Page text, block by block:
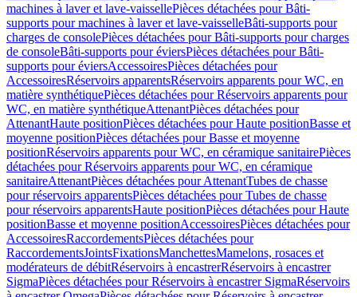
machines à laver et lave-vaissellePièces détachées pour Bâti-
supports pour machines à laver et lave-vaisselleBâti-supports pour
charges de consolePièces détachées pour Bâti-supports pour charges
de consoleBâti-supports pour éviersPièces détachées pour Bâti-
supports pour éviersAccessoiresPièces détachées pour
AccessoiresRéservoirs apparentsRéservoirs apparents pour WC, en
matière synthétiquePièces détachées pour Réservoirs apparents pour
WC, en matière synthétiqueAttenantPièces détachées pour
AttenantHaute positionPièces détachées pour Haute positionBasse et
moyenne positionPièces détachées pour Basse et moyenne
positionRéservoirs apparents pour WC, en céramique sanitairePièces
détachées pour Réservoirs apparents pour WC, en céramique
sanitaireAttenantPièces détachées pour AttenantTubes de chasse
pour réservoirs apparentsPièces détachées pour Tubes de chasse
pour réservoirs apparentsHaute positionPièces détachées pour Haute
positionBasse et moyenne positionAccessoiresPièces détachées pour
AccessoiresRaccordementsPièces détachées pour
RaccordementsJointsFixationsManchettesMamelons, rosaces et
modérateurs de débitRéservoirs à encastrerRéservoirs à encastrer
SigmaPièces détachées pour Réservoirs à encastrer SigmaRéservoirs